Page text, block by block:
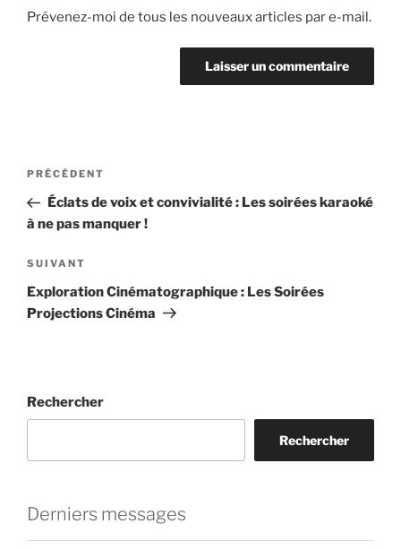
Prévenez-moi de tous les nouveaux articles par e-mail.
Navigation
l’article
Article
précédent
PRÉCÉDENT
Éclats de voix et convivialité : Les soirées karaoké
à ne pas manquer !
Article
suivant
SUIVANT
Exploration Cinématographique : Les Soirées
Projections Cinéma
Rechercher
Rechercher
Derniers messages